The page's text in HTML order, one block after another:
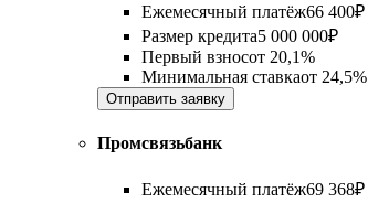
Ежемесячный платёж66 400₽
Размер кредита5 000 000₽
Первый взносот 20,1%
Минимальная ставкаот 24,5%
Отправить заявку
Промсвязьбанк
Ежемесячный платёж69 368₽